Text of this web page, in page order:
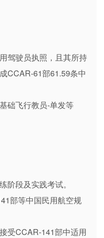
驾驶员执照，且其所持
CCAR-61部61.59条中
础飞行教员-单发等
阶段及实践考试。
部等中国民用航空规
受CCAR-141部中适用